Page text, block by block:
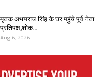
मृतक अभयराज सिंह के घर पहुंचे पूर्व नेता
प्रतिपक्ष,शोक…
Aug 6, 2026